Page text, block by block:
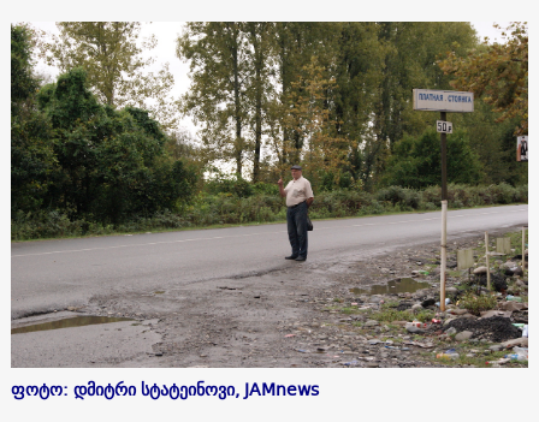
ფოტო: დმიტრი სტატეინოვი, JAMnews